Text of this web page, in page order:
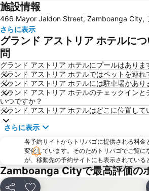
施設情報
466 Mayor Jaldon Street, Zamboanga City,
さらに表示
グランド アストリア ホテルに
問
グランド アストリア ホテルにプールはありま
グランド アストリア ホテルではペットを連れ
グランド アストリア ホテルには駐車場があり
グランド アストリア ホテルのチェックインと
いつですか？
グランド アストリア ホテルはどこに位置して
さらに表示
各予約サイトからトリバゴに提供される料金
変化しています。そのためトリバゴでご覧に
が、移動先の予約サイトにも表示されている
Zamboanga Cityで最高評価の